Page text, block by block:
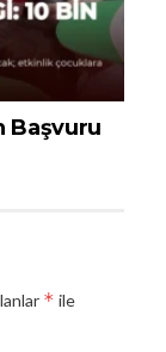
Başvuru
* ile